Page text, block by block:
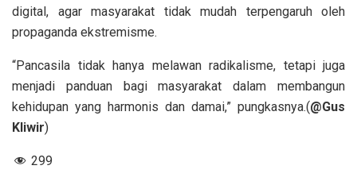
digital, agar masyarakat tidak mudah terpengaruh oleh
propaganda ekstremisme.
“Pancasila tidak hanya melawan radikalisme, tetapi juga
menjadi panduan bagi masyarakat dalam membangun
kehidupan yang harmonis dan damai,” pungkasnya.(@Gus
Kliwir)
299